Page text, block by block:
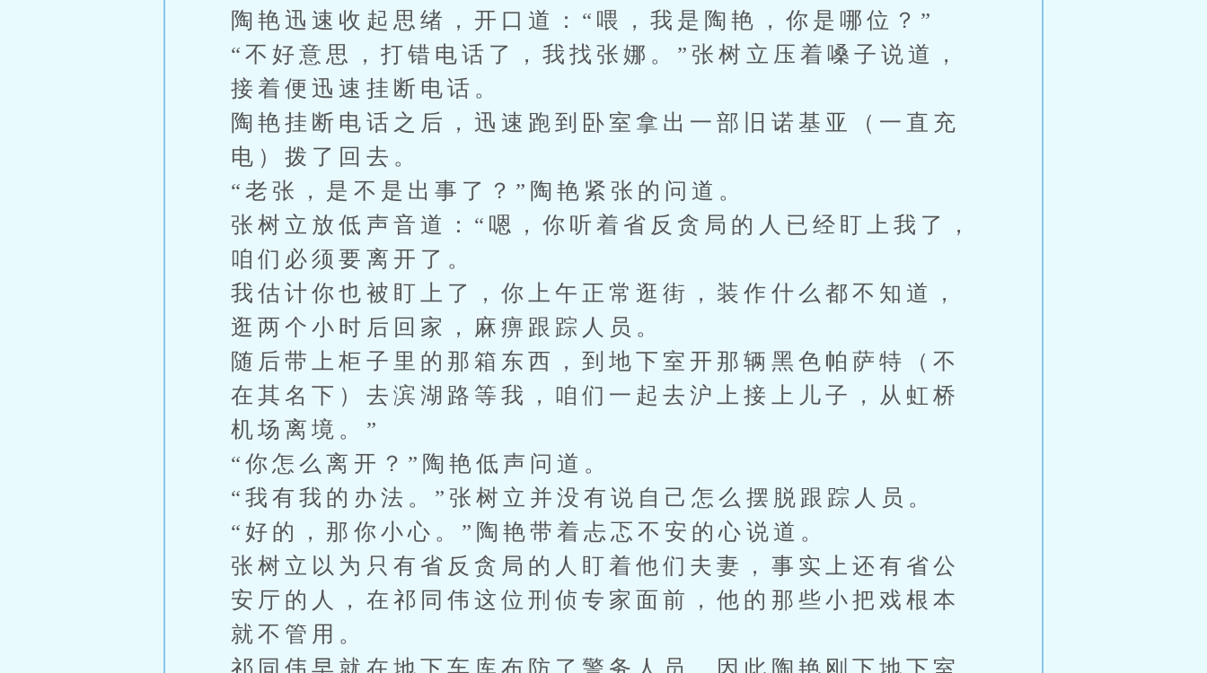
陶艳迅速收起思绪，开口道：“喂，我是陶艳，你是哪位？”
“不好意思，打错电话了，我找张娜。”张树立压着嗓子说道，
接着便迅速挂断电话。
陶艳挂断电话之后，迅速跑到卧室拿出一部旧诺基亚（一直充
电）拨了回去。
“老张，是不是出事了？”陶艳紧张的问道。
张树立放低声音道：“嗯，你听着省反贪局的人已经盯上我了，
咱们必须要离开了。
我估计你也被盯上了，你上午正常逛街，装作什么都不知道，
逛两个小时后回家，麻痹跟踪人员。
随后带上柜子里的那箱东西，到地下室开那辆黑色帕萨特（不
在其名下）去滨湖路等我，咱们一起去沪上接上儿子，从虹桥
机场离境。”
“你怎么离开？”陶艳低声问道。
“我有我的办法。”张树立并没有说自己怎么摆脱跟踪人员。
“好的，那你小心。”陶艳带着忐忑不安的心说道。
张树立以为只有省反贪局的人盯着他们夫妻，事实上还有省公
安厅的人，在祁同伟这位刑侦专家面前，他的那些小把戏根本
就不管用。
祁同伟早就在地下车库布防了警务人员，因此陶艳刚下地下室